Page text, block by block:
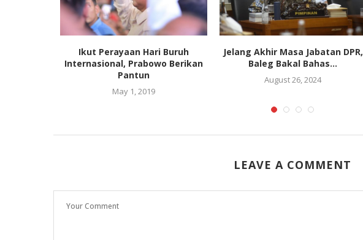
Ikut Perayaan Hari Buruh
Internasional, Prabowo Berikan
Pantun
May 1, 2019
Jelang Akhir Masa Jabatan DPR,
Baleg Bakal Bahas...
August 26, 2024
LEAVE A COMMENT